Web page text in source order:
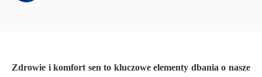
Zdrowie i komfort sen to kluczowe elementy dbania o nasze